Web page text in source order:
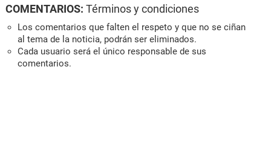
COMENTARIOS: Términos y condiciones
Los comentarios que falten el respeto y que no se ciñan
al tema de la noticia, podrán ser eliminados.
Cada usuario será el único responsable de sus
comentarios.